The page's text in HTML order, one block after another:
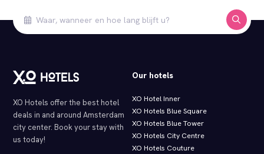
XO Hotels offer the best hotel
deals in and around Amsterdam
city center. Book your stay with
us today!
Our hotels
XO Hotel Inner
XO Hotels Blue Square
XO Hotels Blue Tower
XO Hotels City Centre
XO Hotels Couture